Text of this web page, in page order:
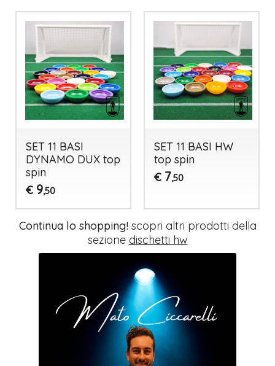
SET 11 BASI
DYNAMO DUX top
spin
€ 9,50
SET 11 BASI HW
top spin
€ 7,50
Continua lo shopping!scopri altri prodotti della
sezione dischetti hw